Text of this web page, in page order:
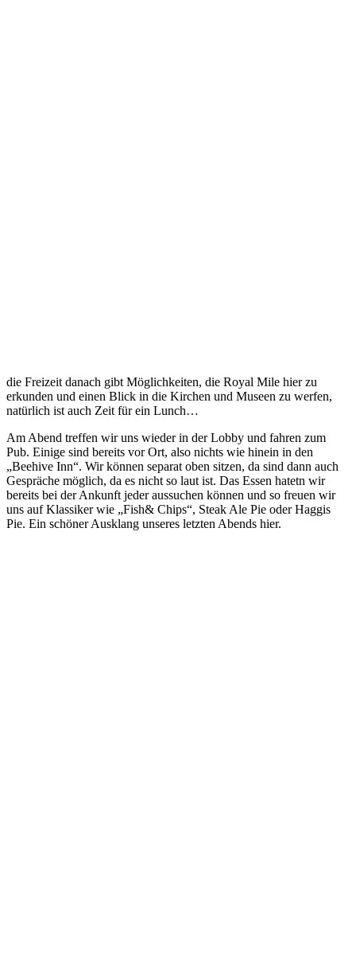
die Freizeit danach gibt Möglichkeiten, die Royal Mile hier zu
erkunden und einen Blick in die Kirchen und Museen zu werfen,
natürlich ist auch Zeit für ein Lunch…
Am Abend treffen wir uns wieder in der Lobby und fahren zum
Pub. Einige sind bereits vor Ort, also nichts wie hinein in den
„Beehive Inn“. Wir können separat oben sitzen, da sind dann auch
Gespräche möglich, da es nicht so laut ist. Das Essen hatetn wir
bereits bei der Ankunft jeder aussuchen können und so freuen wir
uns auf Klassiker wie „Fish& Chips“, Steak Ale Pie oder Haggis
Pie. Ein schöner Ausklang unseres letzten Abends hier.